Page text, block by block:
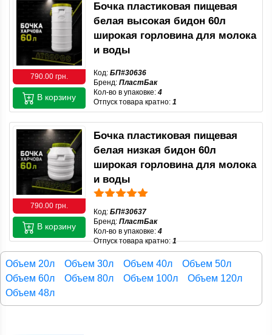
790.00 грн.
Бочка пластиковая пищевая
белая высокая бидон 60л
широкая горловина для молока
и воды
Код: БП#30636
Бренд: ПластБак
Кол-во в упаковке: 4
Отпуск товара кратно: 1
В корзину
790.00 грн.
Бочка пластиковая пищевая
белая низкая бидон 60л
широкая горловина для молока
и воды
Код: БП#30637
Бренд: ПластБак
Кол-во в упаковке: 4
Отпуск товара кратно:1
В корзину
Объем 20л Объем 30л Объем 40л
Объем 50л
Объем 60л
Объем 80л Объем 100л
Объем 120л
Объем 48л